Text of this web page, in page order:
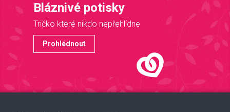
Bláznivé potisky
Tričko které nikdo nepřehlídne
Prohlédnout